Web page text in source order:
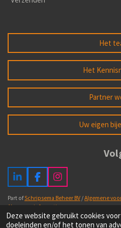
Deze website gebruikt cookies
doeleinden en/of het tonen van
Het
Het
Partner
Uw eigen
L
i
n
e
F
a
c
e
b
I
n
s
a
Part ofSchripsema Beheer BV /Algemene
Algemene informatie